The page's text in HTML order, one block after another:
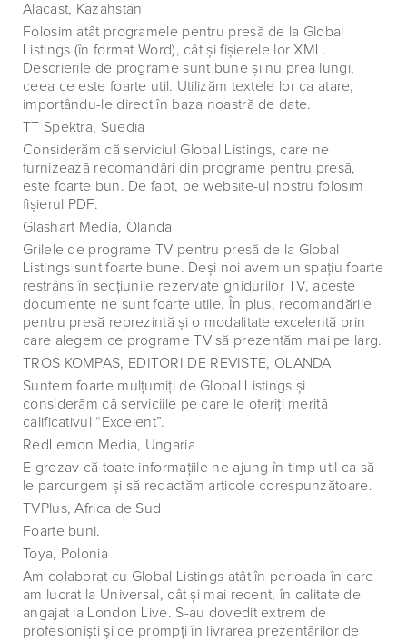
Alacast, Kazahstan
Folosim atât programele pentru presă de la Global
Listings (în format Word), cât şi fişierele lor XML.
Descrierile de programe sunt bune şi nu prea lungi,
ceea ce este foarte util. Utilizăm textele lor ca atare,
importându-le direct în baza noastră de date.
TT Spektra, Suedia
Considerăm că serviciul Global Listings, care ne
furnizează recomandări din programe pentru presă,
este foarte bun. De fapt, pe website-ul nostru folosim
fişierul PDF.
Glashart Media, Olanda
Grilele de programe TV pentru presă de la Global
Listings sunt foarte bune. Deşi noi avem un spaţiu foarte
restrâns în secţiunile rezervate ghidurilor TV, aceste
documente ne sunt foarte utile. În plus, recomandările
pentru presă reprezintă şi o modalitate excelentă prin
care alegem ce programe TV să prezentăm mai pe larg.
TROS KOMPAS, EDITORI DE REVISTE, OLANDA
Suntem foarte mulţumiţi de Global Listings şi
considerăm că serviciile pe care le oferiţi merită
calificativul “Excelent”.
RedLemon Media, Ungaria
E grozav că toate informaţiile ne ajung în timp util ca să
le parcurgem şi să redactăm articole corespunzătoare.
TVPlus, Africa de Sud
Foarte buni.
Toya, Polonia
Am colaborat cu Global Listings atât în perioada în care
am lucrat la Universal, cât şi mai recent, în calitate de
angajat la London Live. S-au dovedit extrem de
profesionişti şi de prompţi în livrarea prezentărilor de